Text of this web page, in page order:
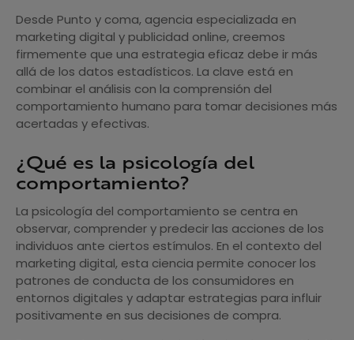
Desde Punto y coma, agencia especializada en
marketing digital y publicidad online, creemos
firmemente que una estrategia eficaz debe ir más
allá de los datos estadísticos. La clave está en
combinar el análisis con la comprensión del
comportamiento humano para tomar decisiones más
acertadas y efectivas.
¿Qué es la psicología del
comportamiento?
La psicología del comportamiento se centra en
observar, comprender y predecir las acciones de los
individuos ante ciertos estímulos. En el contexto del
marketing digital, esta ciencia permite conocer los
patrones de conducta de los consumidores en
entornos digitales y adaptar estrategias para influir
positivamente en sus decisiones de compra.